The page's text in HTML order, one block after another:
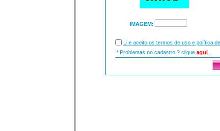
IMAGEM:
Li e aceito os termos de uso e política
* Problemas no cadastro ? clique aqui